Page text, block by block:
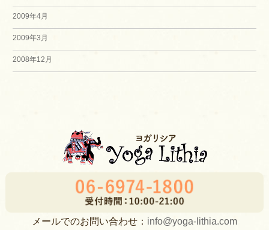
2009年4月
2009年3月
2008年12月
メールでのお問い合わせ： info@yoga-lithia.com